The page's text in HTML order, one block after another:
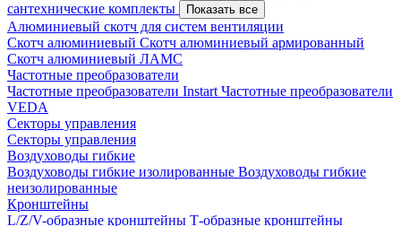
сантехнические комплекты
Показать все
Алюминиевый скотч для систем вентиляции
Скотч алюминиевый Скотч алюминиевый армированный
Скотч алюминиевый ЛАМС
Частотные преобразователи
Частотные преобразователи Instart Частотные преобразователи
VEDA
Секторы управления
Секторы управления
Воздуховоды гибкие
Воздуховоды гибкие изолированные Воздуховоды гибкие
неизолированные
Кронштейны
L/Z/V-образные кронштейны Т-образные кронштейны